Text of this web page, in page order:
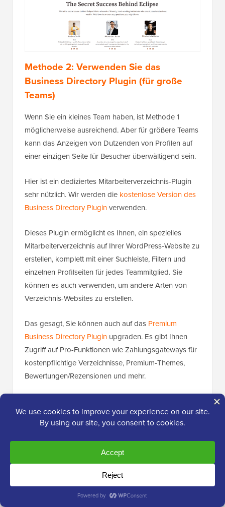
Methode 2: Verwenden Sie das
Business Directory Plugin (für große
Teams)
Wenn Sie ein kleines Team haben, ist Methode 1
möglicherweise ausreichend. Aber für größere Teams
kann das Anzeigen von Dutzenden von Profilen auf
einer einzigen Seite für Besucher überwältigend sein.
Hier ist ein dediziertes Mitarbeiterverzeichnis-Plugin
sehr nützlich. Wir werden die kostenlose Version des
Business Directory Pluginverwenden.
Dieses Plugin ermöglicht es Ihnen, ein spezielles
Mitarbeiterverzeichnis auf Ihrer WordPress-Website zu
erstellen, komplett mit einer Suchleiste, Filtern und
einzelnen Profilseiten für jedes Teammitglied. Sie
können es auch verwenden, um andere Arten von
Verzeichnis-Websites zu erstellen.
Das gesagt, Sie können auch auf das Premium
Business Directory Plugin upgraden. Es gibt Ihnen
Zugriff auf Pro-Funktionen wie Zahlungsgateways für
kostenpflichtige Verzeichnisse, Premium-Themes,
Bewertungen/Rezensionen und mehr.
Testbericht zum Business Directory Plugin.
Schritt 1: Installieren und Einrichten des Business
Zuerst müssen Sie das Business Directory Plugin
installieren und aktivieren. Sie können unseren